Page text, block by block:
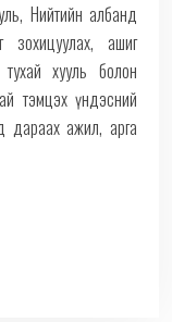
Нийтийн албанд
зохицуулах, ашиг
тухай хууль болон
тэмцэх үндэсний
дараах ажил, арга